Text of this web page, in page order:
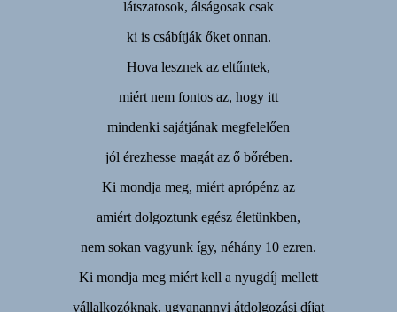
látszatosok, álságosak csak
ki is csábítják őket onnan.
Hova lesznek az eltűntek,
miért nem fontos az, hogy itt
mindenki sajátjának megfelelően
jól érezhesse magát az ő bőrében.
Ki mondja meg, miért aprópénz az
amiért dolgoztunk egész életünkben,
nem sokan vagyunk így, néhány 10 ezren.
Ki mondja meg miért kell a nyugdíj mellett
vállalkozóknak, ugyanannyi átdolgozási díjat